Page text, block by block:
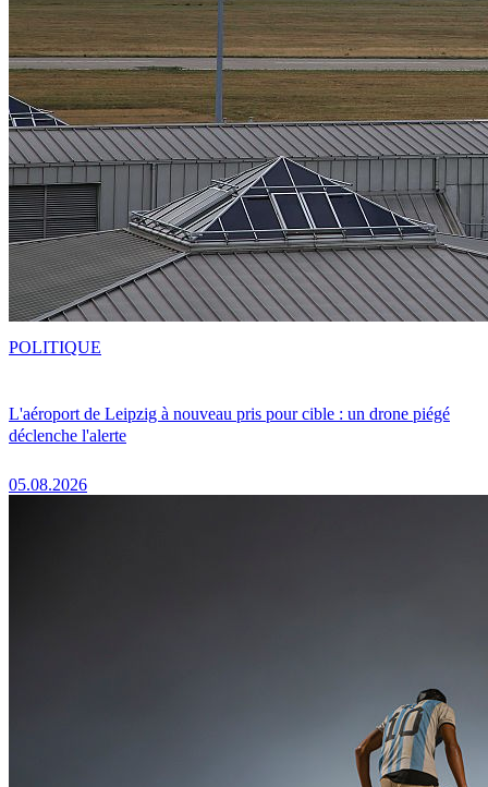
L'aéroport de Leipzig à nouveau pris pour cible : un drone piégé
déclenche l'alerte
05.08.2026
POLITIQUE